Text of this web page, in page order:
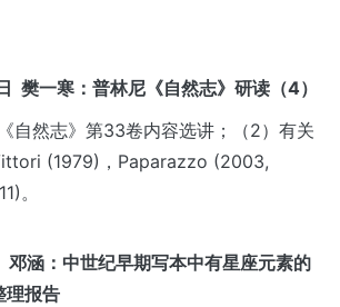
樊一寒：普林尼《自然志》研读（4）
自然志》第33卷内容选讲；（2）有关
(1979)，Paparazzo (2003,
。
涵：中世纪早期写本中有星座元素的
理报告